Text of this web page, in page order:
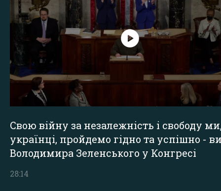
Свою війну за незалежність і свободу
українці, пройдемо гідно та успішно -
Володимира Зеленського у Конгресі
28:14